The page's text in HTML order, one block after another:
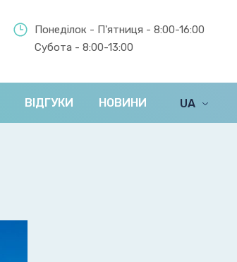
Понеділок - П'ятниця - 8:00-16:00
Субота - 8:00-13:00
ВІДГУКИ НОВИНИ
UA
EN